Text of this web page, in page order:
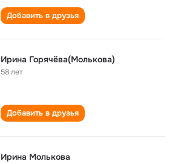
Добавить в друзья
Ирина Горячёва(Молькова)
58 лет
Добавить в друзья
Ирина Молькова